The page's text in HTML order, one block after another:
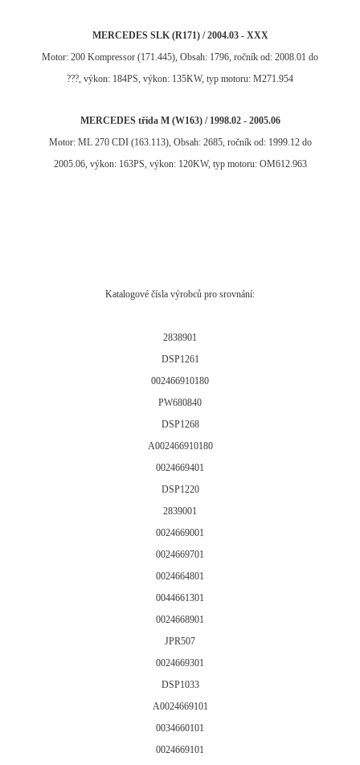
MERCEDES SLK (R171) / 2004.03 - XXX
Motor: 200 Kompressor (171.445), Obsah: 1796, ročník od: 2008.01 do
???, výkon: 184PS, výkon: 135KW, typ motoru: M271.954
MERCEDES třída M (W163) / 1998.02 - 2005.06
Motor: ML 270 CDI (163.113), Obsah: 2685, ročník od: 1999.12 do
2005.06, výkon: 163PS, výkon: 120KW, typ motoru: OM612.963
Katalogové čísla výrobců pro srovnání:
2838901
DSP1261
002466910180
PW680840
DSP1268
A002466910180
0024669401
DSP1220
2839001
0024669001
0024669701
0024664801
0044661301
0024668901
JPR507
0024669301
DSP1033
A0024669101
0034660101
0024669101